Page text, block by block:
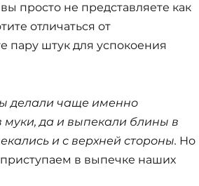
просто не представляете как
отличаться от
пару штук для успокоения
делали чаще именно
да и выпекали блины в
и с верхней стороны. Но
в выпечке наших